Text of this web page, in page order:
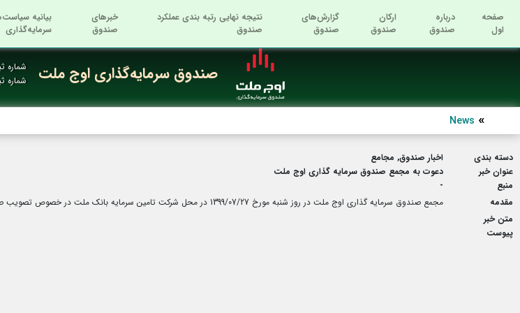
صفحه
اول
درباره
صندوق
ارکان
صندوق
گزارش‌های
صندوق
نتیجه نهایی رتبه بندی عملکرد
صندوق
خبرهای
صندوق
بیانیه
سرمایه‌گذاری
صندوق سرمایه‌گذاری اوج ملت شماره
شماره
News
دسته بندی
اخبار صندوق, مجامع
عنوان خبر
دعوت به مجمع صندوق سرمایه گذاری اوج ملت
منبع
-
مقدمه
مجمع صندوق سرمایه گذاری اوج ملت در روز شنبه مورخ 1399/07/27 در محل شرکت تامین سرمایه بانک ملت در خصوص تصویب صورت های مالی صندوق، انتخاب روزنامه و تعیین حسابرس برگزار می گردد.
متن خبر
پیوست